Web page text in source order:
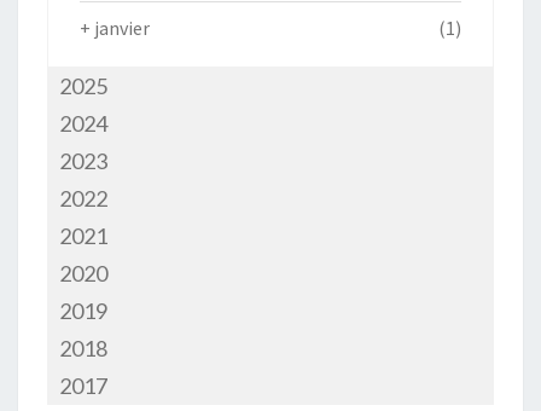
+ janvier (1)
2025
2024
2023
2022
2021
2020
2019
2018
2017